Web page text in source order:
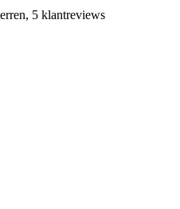
5 klantreviews